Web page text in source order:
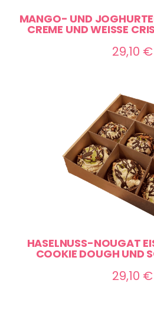
MANGO- UND
CREME UND WEISSE
29,10 €
HASELNUSS-NOUGAT
COOKIE DOUGH UND
29,10 €